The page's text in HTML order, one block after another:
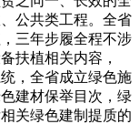
公共类工程。全省
三年步履全程不涉
扶植相关内容，
，全省成立绿色施
建材保举目次，绿
关绿色建制提质的